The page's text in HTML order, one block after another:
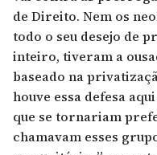
de Direito. Nem os
todo o seu desejo de
inteiro, tiveram a
baseado na
houve essa defesa
que se tornariam
chamavam esses